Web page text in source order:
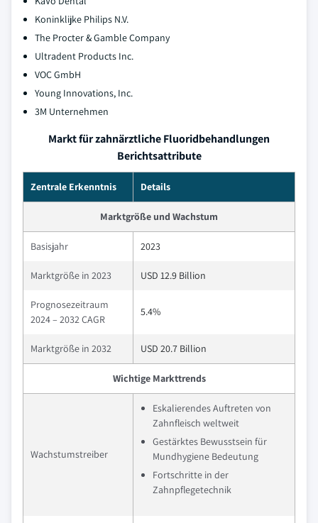
Koninklijke Philips N.V.
The Procter & Gamble Company
Ultradent Products Inc.
VOC GmbH
Young Innovations, Inc.
3M Unternehmen
Markt für zahnärztliche Fluoridbehandlungen
Berichtsattribute
Zentrale Erkenntnis Details
Marktgröße und Wachstum
Basisjahr 2023
Marktgröße in 2023 USD 12.9 Billion
Prognosezeitraum
2024 – 2032 CAGR
5.4%
Marktgröße in 2032 USD 20.7 Billion
Wichtige Markttrends
Wachstumstreiber
Eskalierendes Auftreten von
Zahnfleisch weltweit
Gestärktes Bewusstsein für
Mundhygiene Bedeutung
Fortschritte in der
Zahnpflegetechnik